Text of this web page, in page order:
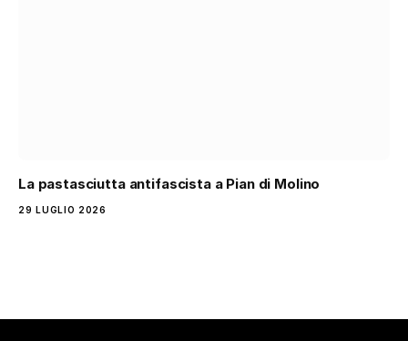
La pastasciutta antifascista a Pian di Molino
29 LUGLIO 2026